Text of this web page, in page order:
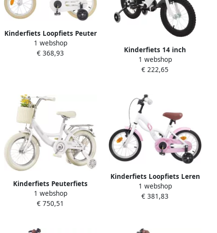
Kinderfiets Loopfiets Peuter
Buiten Spelen Stalen Frame
12 inch Wit
1 webshop
€ 368,93
Kinderfiets 14 inch
Loopfiets Meisjesjongens
Leren Fietsen Dubbel
1 webshop
€ 222,65
Kinderfiets Peuterfiets
Loopfiets Leren Fietsen
Dubbele Handrem 18 inch
1 webshop
€ 750,51
Kinderfiets Loopfiets Leren
Fietsen Verstelbaar Zadel
16 inch Wit
1 webshop
€ 381,83